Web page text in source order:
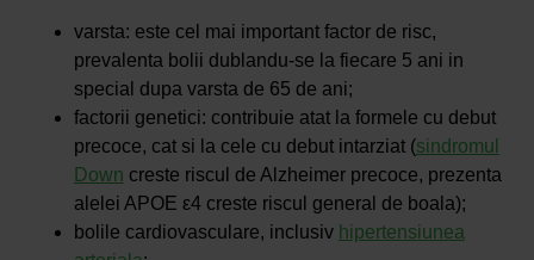
varsta: este cel mai important factor de risc,
prevalenta bolii dublandu-se la fiecare 5 ani in
special dupa varsta de 65 de ani;
factorii genetici: contribuie atat la formele cu debut
precoce, cat si la cele cu debut intarziat (sindromul
Down creste riscul de Alzheimer precoce, prezenta
alelei APOE ε4 creste riscul general de boala);
bolile cardiovasculare, inclusiv hipertensiunea